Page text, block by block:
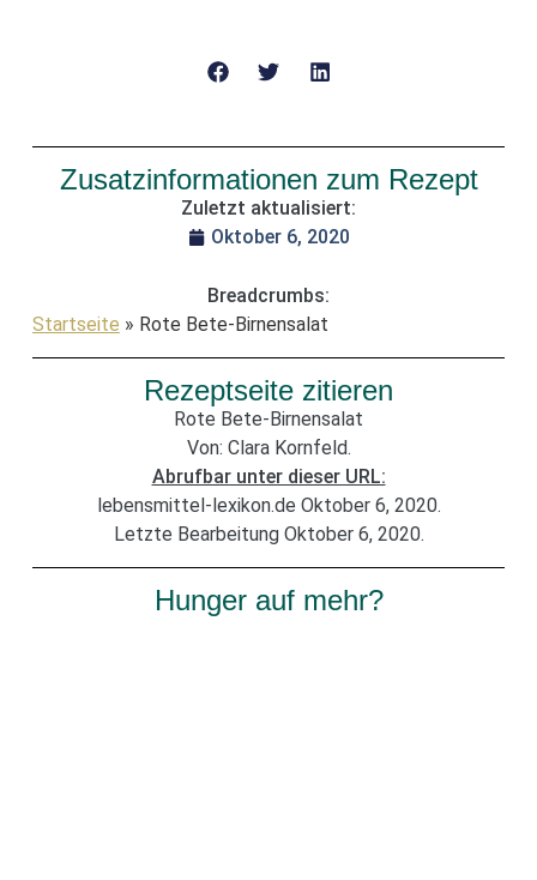
Zusatzinformationen zum Rezept
Zuletzt aktualisiert:
Oktober 6, 2020
Breadcrumbs:
Startseite » Rote Bete-Birnensalat
Rezeptseite zitieren
Rote Bete-Birnensalat
Von: Clara Kornfeld.
Abrufbar unter dieser URL:
lebensmittel-lexikon.de Oktober 6, 2020.
Letzte Bearbeitung Oktober 6, 2020.
Hunger auf mehr?